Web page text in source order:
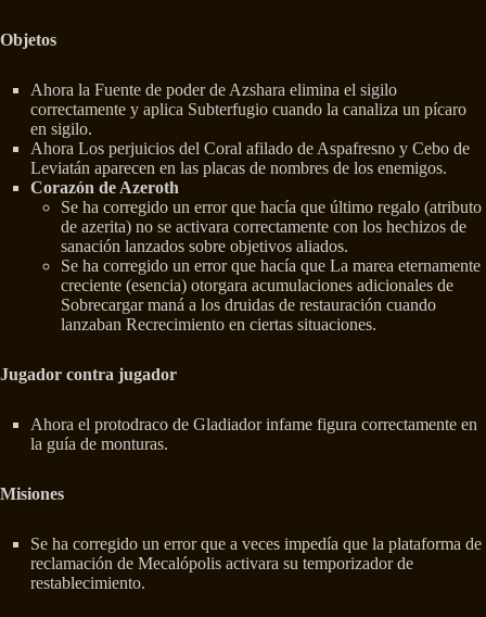
Objetos
Ahora la Fuente de poder de Azshara elimina el sigilo
correctamente y aplica Subterfugio cuando la canaliza un pícaro
en sigilo.
Ahora Los perjuicios del Coral afilado de Aspafresno y Cebo de
Leviatán aparecen en las placas de nombres de los enemigos.
Corazón de Azeroth
Se ha corregido un error que hacía que último regalo (atributo
de azerita) no se activara correctamente con los hechizos de
sanación lanzados sobre objetivos aliados.
Se ha corregido un error que hacía que La marea eternamente
creciente (esencia) otorgara acumulaciones adicionales de
Sobrecargar maná a los druidas de restauración cuando
lanzaban Recrecimiento en ciertas situaciones.
Jugador contra jugador
Ahora el protodraco de Gladiador infame figura correctamente en
la guía de monturas.
Misiones
Se ha corregido un error que a veces impedía que la plataforma de
reclamación de Mecalópolis activara su temporizador de
restablecimiento.